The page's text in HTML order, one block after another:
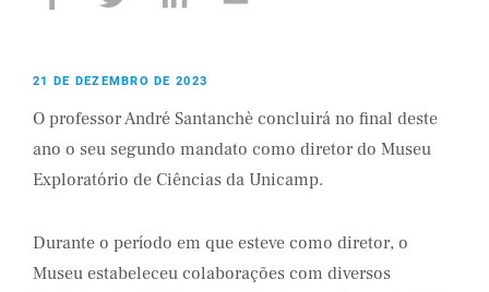
21 DE DEZEMBRO DE 2023
O professor André Santanchè concluirá no final deste
ano o seu segundo mandato como diretor do Museu
Exploratório de Ciências da Unicamp.
Durante o período em que esteve como diretor, o
Museu estabeleceu colaborações com diversos